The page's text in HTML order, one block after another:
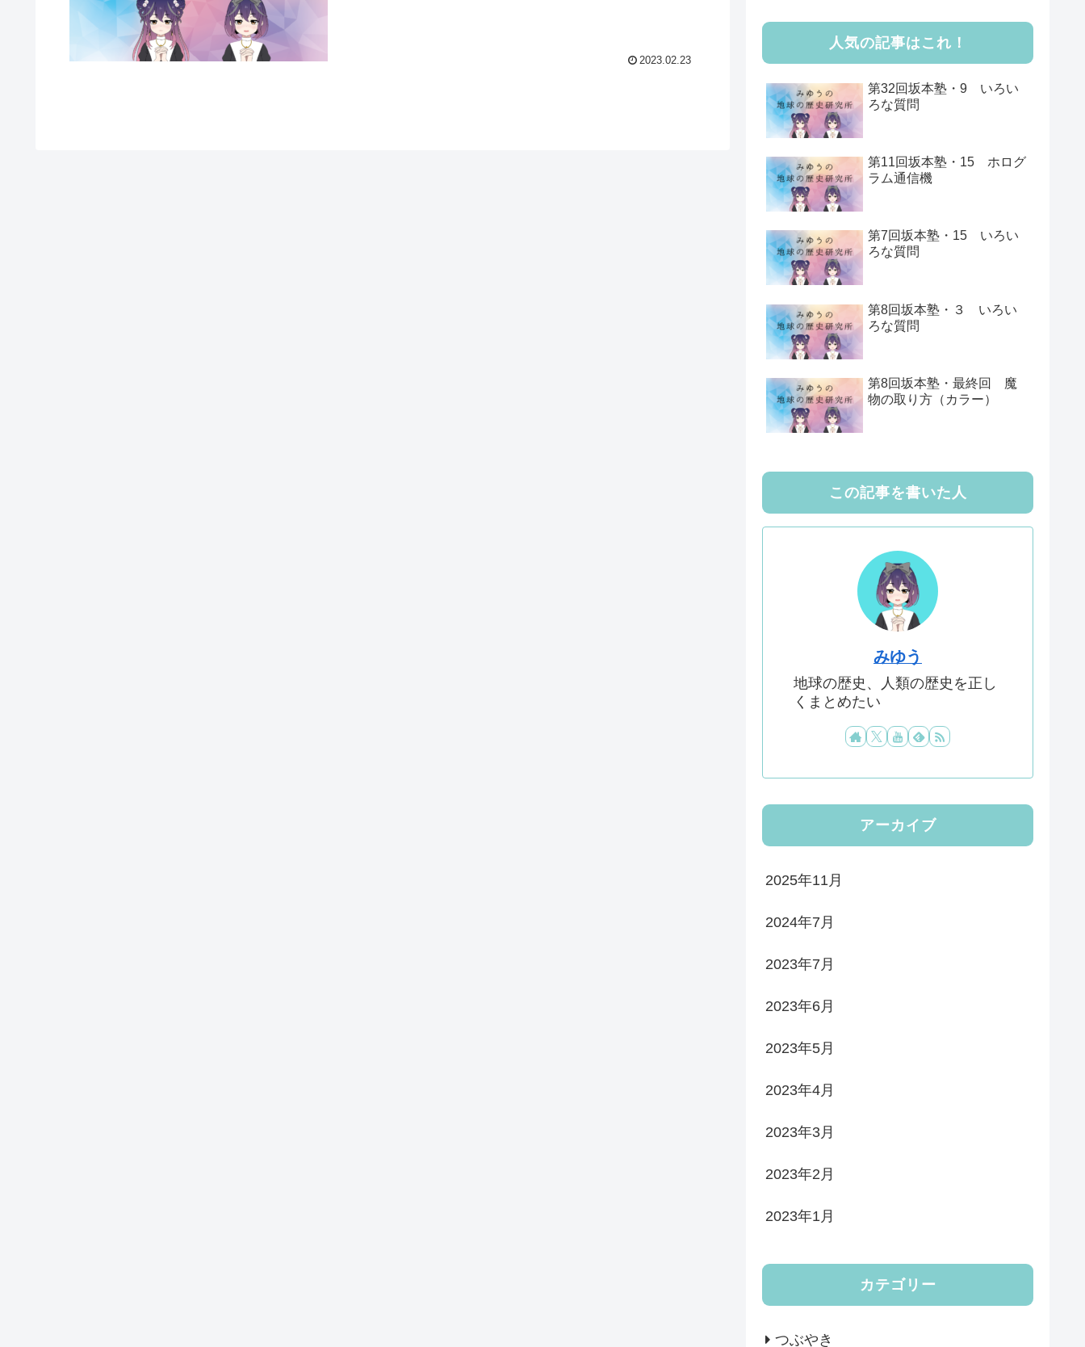
2023.02.23
人気の記事はこれ！
第32回坂本塾・9 いろい
ろな質問
第11回坂本塾・15 ホログ
ラム通信機
第7回坂本塾・15 いろい
ろな質問
第8回坂本塾・３ いろい
ろな質問
第8回坂本塾・最終回 魔
物の取り方（カラー）
この記事を書いた人
みゆう
地球の歴史、人類の歴史を正し
くまとめたい
アーカイブ
2025年11月
2024年7月
2023年7月
2023年6月
2023年5月
2023年4月
2023年3月
2023年2月
2023年1月
カテゴリー
つぶやき